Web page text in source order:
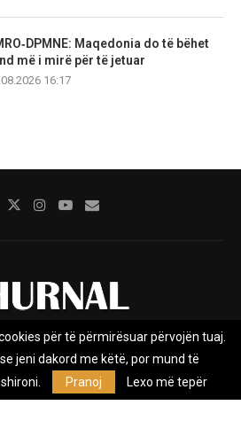
Maqedonia do të bëhet
më i mirë për të jetuar
16:17
Marketing
Privacy Policy
Lajmeve e pavarur, e themeluar në vitin
për të përmirësuar përvojën tuaj.
jeni dakord me këtë, por mund të
Pranoj Lexo më tepër